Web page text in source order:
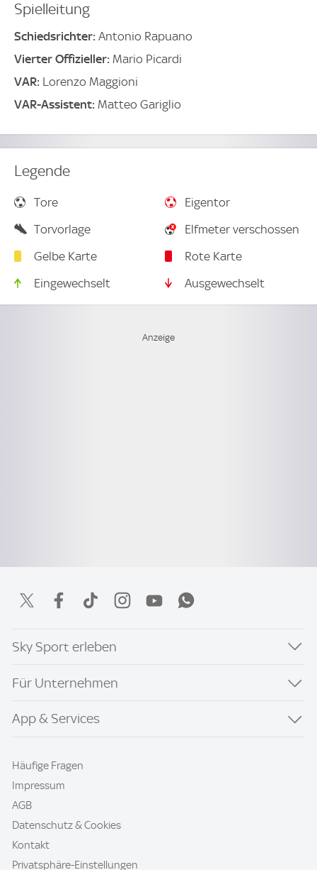
Spielleitung
Schiedsrichter: Antonio Rapuano
Vierter Offizieller: Mario Picardi
VAR: Lorenzo Maggioni
VAR-Assistent: Matteo Gariglio
Legende
Tore
Eigentor
Torvorlage
Elfmeter verschossen
Gelbe Karte
Rote Karte
Eingewechselt
Ausgewechselt
Sky Sport erleben
Für Unternehmen
App & Services
Häufige Fragen
Impressum
AGB
Datenschutz & Cookies
Kontakt
Privatsphäre-Einstellungen